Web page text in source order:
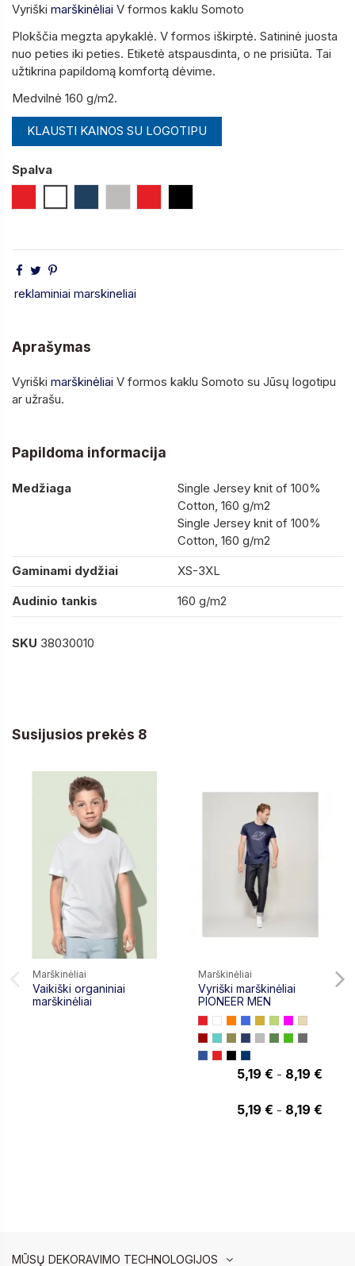
Vyriški marškinėliai V formos kaklu Somoto
Plokščia megzta apykaklė. V formos iškirptė. Satininė juosta
nuo peties iki peties. Etiketė atspausdinta, o ne prisiūta. Tai
užtikrina papildomą komfortą dėvime.
Medvilnė 160 g/m2.
KLAUSTI KAINOS SU LOGOTIPU
Spalva
reklaminiai marskineliai
Aprašymas
Vyriški marškinėliai V formos kaklu Somoto su Jūsų logotipu
ar užrašu.
Papildoma informacija
Medžiaga
Single Jersey knit of 100%
Cotton, 160 g/m2
Single Jersey knit of 100%
Cotton, 160 g/m2
Gaminami dydžiai
XS-3XL
Audinio tankis
160 g/m2
SKU 38030010
Susijusios prekės 8
Marškinėliai
Vaikiški organiniai
marškinėliai
Marškinėliai
Vyriški marškinėliai
PIONEER MEN
5,19 € - 8,19 €
5,19 € - 8,19 €
MŪSŲ DEKORAVIMO TECHNOLOGIJOS